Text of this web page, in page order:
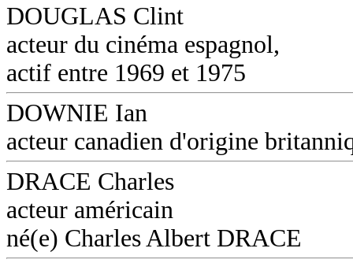
DOUGLAS Clint
acteur du cinéma espagnol,
actif entre 1969 et 1975
DOWNIE Ian
acteur canadien d'origine
DRACE Charles
acteur américain
né(e) Charles Albert DRACE